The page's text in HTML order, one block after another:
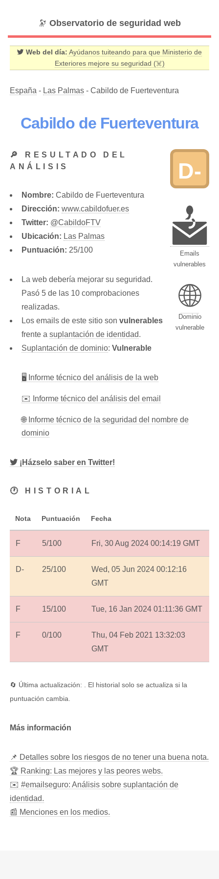
🔭 Observatorio de seguridad web
Web del día: Ayúdanos tuiteando para que Ministerio de
Exteriores mejore su seguridad (☠️)
España - Las Palmas - Cabildo de Fuerteventura
Cabildo de Fuerteventura
D-
Emails
vulnerables
🌐
Dominio
vulnerable
🔎 RESULTADO DEL
ANÁLISIS
Nombre: Cabildo de Fuerteventura
Dirección: www.cabildofuer.es
Twitter: @CabildoFTV
Ubicación: Las Palmas
Puntuación: 25/100
La web debería mejorar su seguridad.
Pasó 5 de las 10 comprobaciones
realizadas.
Los emails de este sitio son vulnerables
frente a suplantación de identidad.
Suplantación de dominio: Vulnerable
🖥 Informe técnico del análisis de la web
✉️ Informe técnico del análisis del email
🌐 Informe técnico de la seguridad del nombre de
dominio
¡Házselo saber en Twitter!
🕐 HISTORIAL
Nota Puntuación Fecha
F 5/100 Fri, 30 Aug 2024 00:14:19 GMT
D- 25/100
Wed, 05 Jun 2024 00:12:16
GMT
F 15/100 Tue, 16 Jan 2024 01:11:36 GMT
F 0/100
Thu, 04 Feb 2021 13:32:03
GMT
🔄 Última actualización: . El historial solo se actualiza si la
puntuación cambia.
Más información
📌 Detalles sobre los riesgos de no tener una buena nota.
🏆 Ranking: Las mejores y las peores webs.
✉️ #emailseguro: Análisis sobre suplantación de
identidad.
📰 Menciones en los medios.